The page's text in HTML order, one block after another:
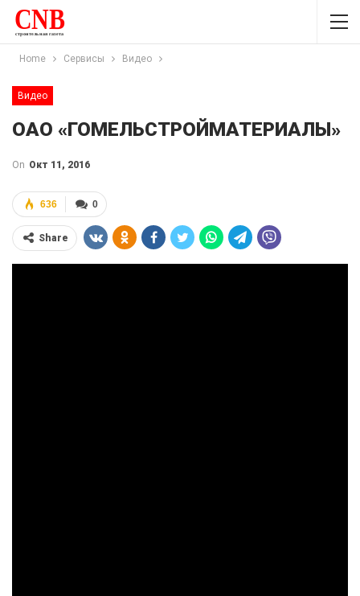
Home Сервисы Видео
Видео
ОАО «ГОМЕЛЬСТРОЙМАТЕРИАЛЫ»
On Окт 11, 2016
0
636
Share